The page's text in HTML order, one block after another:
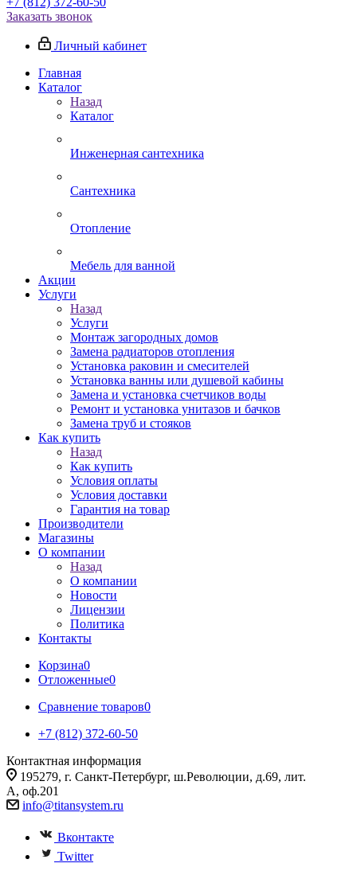
Заказать звонок
Личный кабинет
Главная
Каталог
Назад
Каталог
Инженерная сантехника
Сантехника
Отопление
Мебель для ванной
Акции
Услуги
Назад
Услуги
Монтаж загородных домов
Замена радиаторов отопления
Установка раковин и смесителей
Установка ванны или душевой кабины
Замена и установка счетчиков воды
Ремонт и установка унитазов и бачков
Замена труб и стояков
Как купить
Назад
Как купить
Условия оплаты
Условия доставки
Гарантия на товар
Производители
Магазины
О компании
Назад
О компании
Новости
Лицензии
Политика
Контакты
Корзина0
Отложенные0
Сравнение товаров0
+7 (812) 372-60-50
Контактная информация
195279, г. Санкт-Петербург, ш.Революции, д.69, лит.
А, оф.201
info@titansystem.ru
Вконтакте
Twitter